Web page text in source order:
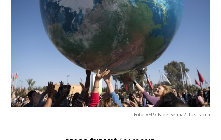
Foto: AFP / Fadel Senna / Ilustracija